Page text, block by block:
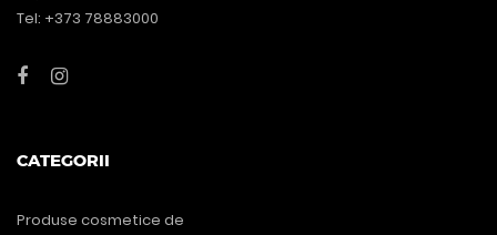
Tel: +373 78883000
CATEGORII
Produse cosmetice de